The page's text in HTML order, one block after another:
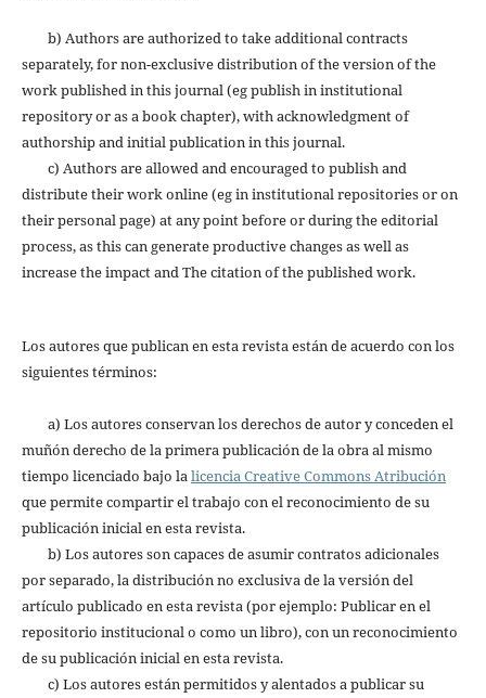
b) Authors are authorized to take additional contracts
separately, for non-exclusive distribution of the version of the
work published in this journal (eg publish in institutional
repository or as a book chapter), with acknowledgment of
authorship and initial publication in this journal.
c) Authors are allowed and encouraged to publish and
distribute their work online (eg in institutional repositories or on
their personal page) at any point before or during the editorial
process, as this can generate productive changes as well as
increase the impact and The citation of the published work.
Los autores que publican en esta revista están de acuerdo con los
siguientes términos:
a) Los autores conservan los derechos de autor y conceden el
muñón derecho de la primera publicación de la obra al mismo
tiempo licenciado bajo lalicencia Creative Commons Atribución
que permite compartir el trabajo con el reconocimiento de su
publicación inicial en esta revista.
b) Los autores son capaces de asumir contratos adicionales
por separado, la distribución no exclusiva de la versión del
artículo publicado en esta revista (por ejemplo: Publicar en el
repositorio institucional o como un libro), con un reconocimiento
de su publicación inicial en esta revista.
c) Los autores están permitidos y alentados a publicar su